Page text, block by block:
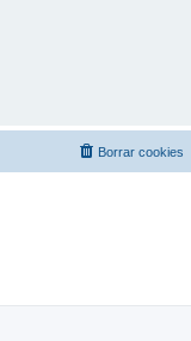
Borrar cookies